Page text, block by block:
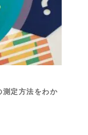
定方法をわか